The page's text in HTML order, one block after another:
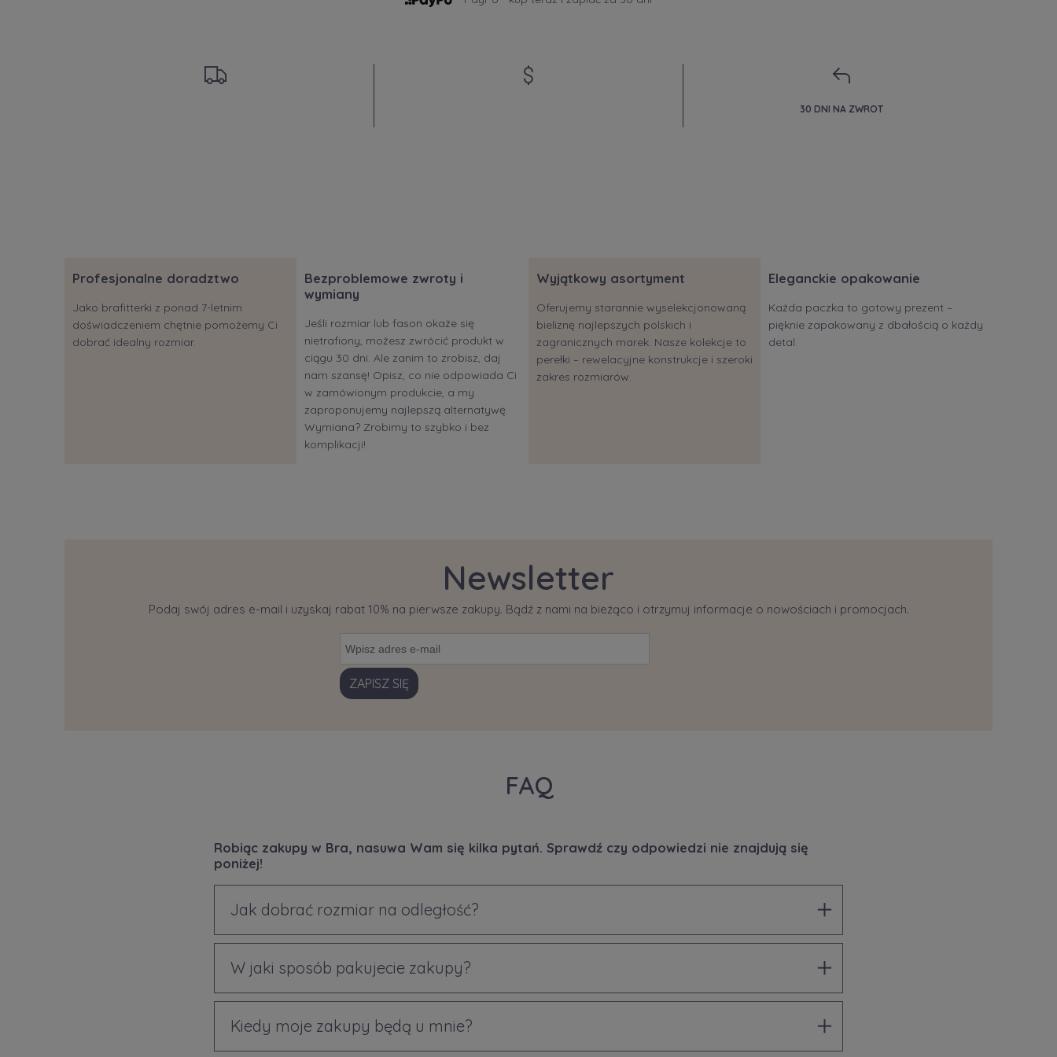
30 DNI NA ZWROT
Profesjonalne doradztwo
Jako brafitterki z ponad 7-letnim
doświadczeniem chętnie pomożemy Ci
dobrać idealny rozmiar.
Bezproblemowe zwroty i
wymiany
Jeśli rozmiar lub fason okaże się
nietrafiony, możesz zwrócić produkt w
ciągu 30 dni. Ale zanim to zrobisz, daj
nam szansę! Opisz, co nie odpowiada Ci
w zamówionym produkcie, a my
zaproponujemy najlepszą alternatywę.
Wymiana? Zrobimy to szybko i bez
komplikacji!
Wyjątkowy asortyment
Oferujemy starannie wyselekcjonowaną
bieliznę najlepszych polskich i
zagranicznych marek. Nasze kolekcje to
perełki – rewelacyjne konstrukcje i szeroki
zakres rozmiarów.
Eleganckie opakowanie
Każda paczka to gotowy prezent –
pięknie zapakowany z dbałością o każdy
detal.
Newsletter
Podaj swój adres e-mail i uzyskaj rabat 10% na pierwsze zakupy. Bądź z nami na bieżąco i otrzymuj informacje o nowościach i promocjach.
ZAPISZ SIĘ
FAQ
Robiąc zakupy w Bra, nasuwa Wam się kilka pytań. Sprawdź czy odpowiedzi nie znajdują się
poniżej!
Jak dobrać rozmiar na odległość?
W jaki sposób pakujecie zakupy?
Kiedy moje zakupy będą u mnie?